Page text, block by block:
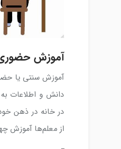
آموزش
آموزش سنتی یا
دانش و اطلاعات به
در خانه در ذهن
از معلم‌ها آموزش